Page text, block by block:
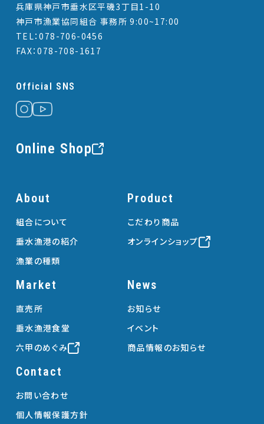
兵庫県神戸市垂水区平磯3丁目1-10
神戸市漁業協同組合 事務所 9:00~17:00
TEL：078-706-0456
FAX：078-708-1617
Official SNS
Online Shop
About
組合について
垂水漁港の紹介
漁業の種類
Product
こだわり商品
オンラインショップ
Market
直売所
垂水漁港食堂
六甲のめぐみ
News
お知らせ
イベント
商品情報のお知らせ
Contact
お問い合わせ
個人情報保護方針